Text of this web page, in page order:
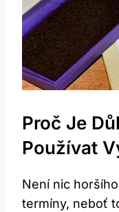
Proč Je
Používat
Není nic
termíny, neboť